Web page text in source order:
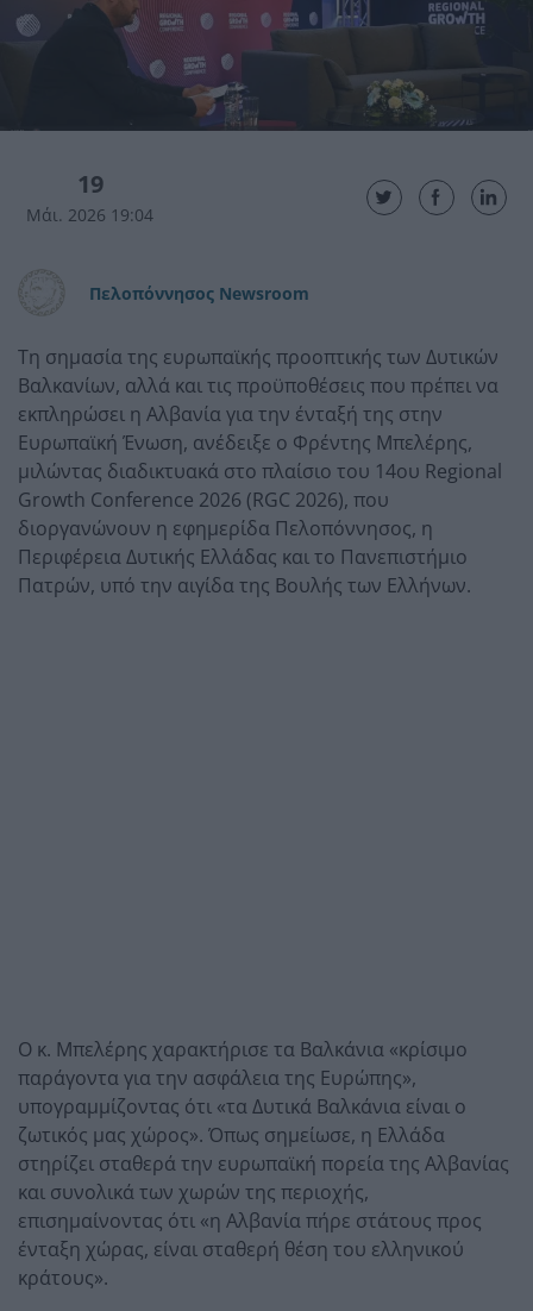
19
Μάι. 2026 19:04
Πελοπόννησος Newsroom
Τη σημασία της ευρωπαϊκής προοπτικής των Δυτικών
Βαλκανίων, αλλά και τις προϋποθέσεις που πρέπει να
εκπληρώσει η Αλβανία για την ένταξή της στην
Ευρωπαϊκή Ένωση, ανέδειξε ο Φρέντης Μπελέρης,
μιλώντας διαδικτυακά στο πλαίσιο του 14ου Regional
Growth Conference 2026 (RGC 2026), που
διοργανώνουν η εφημερίδα Πελοπόννησος, η
Περιφέρεια Δυτικής Ελλάδας και το Πανεπιστήμιο
Πατρών, υπό την αιγίδα της Βουλής των Ελλήνων.
Ο κ. Μπελέρης χαρακτήρισε τα Βαλκάνια «κρίσιμο
παράγοντα για την ασφάλεια της Ευρώπης»,
υπογραμμίζοντας ότι «τα Δυτικά Βαλκάνια είναι ο
ζωτικός μας χώρος». Όπως σημείωσε, η Ελλάδα
στηρίζει σταθερά την ευρωπαϊκή πορεία της Αλβανίας
και συνολικά των χωρών της περιοχής,
επισημαίνοντας ότι «η Αλβανία πήρε στάτους προς
ένταξη χώρας, είναι σταθερή θέση του ελληνικού
κράτους».